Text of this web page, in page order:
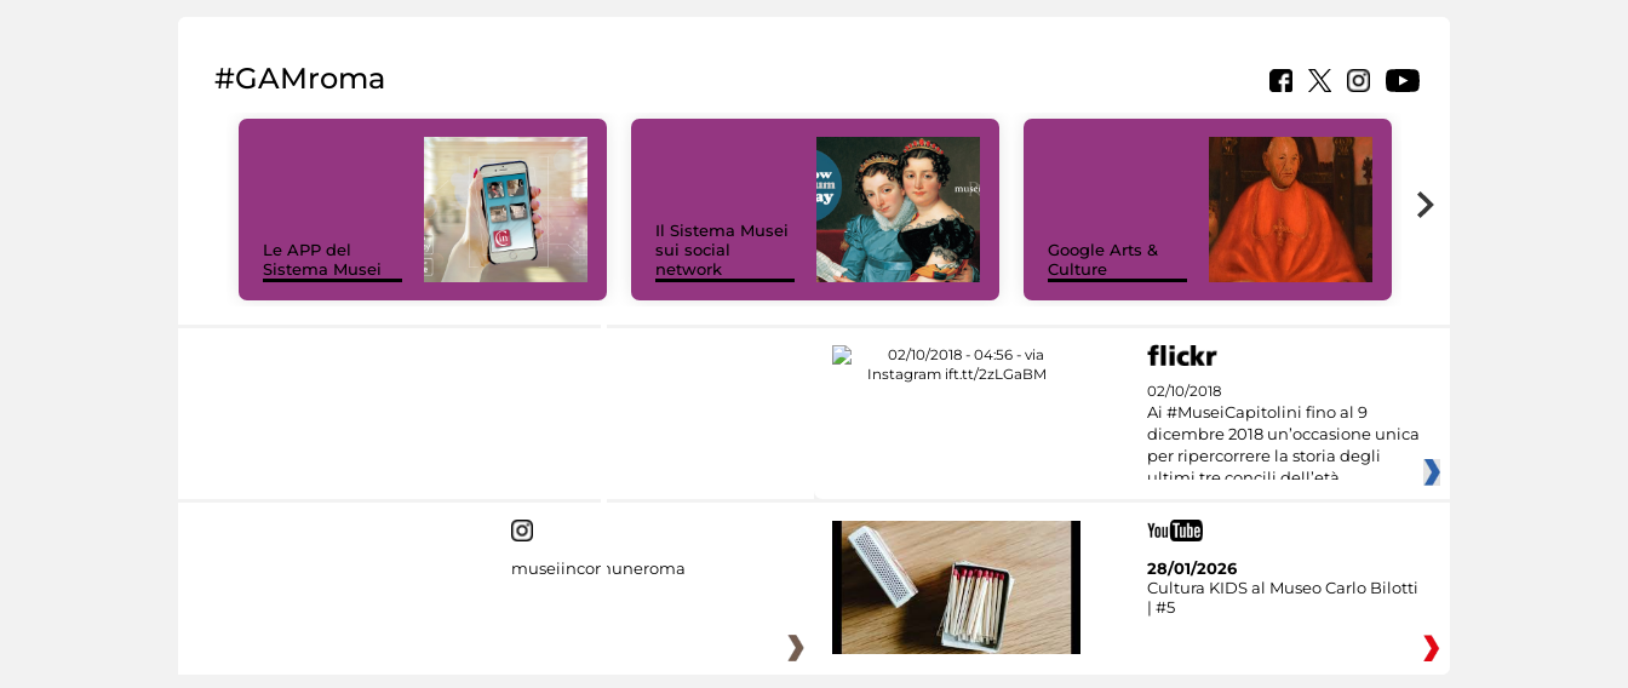
#GAMroma
Le APP del
Sistema Musei
Il Sistema Musei
sui social
network
Google Arts &
Culture
02/10/2018
Ai #MuseiCapitolini fino al 9
dicembre 2018 un’occasione unica
per ripercorrere la storia degli
ultimi tre concili dell’età
museiincomuneroma
28/01/2026
Cultura KIDS al Museo Carlo Bilotti
| #5